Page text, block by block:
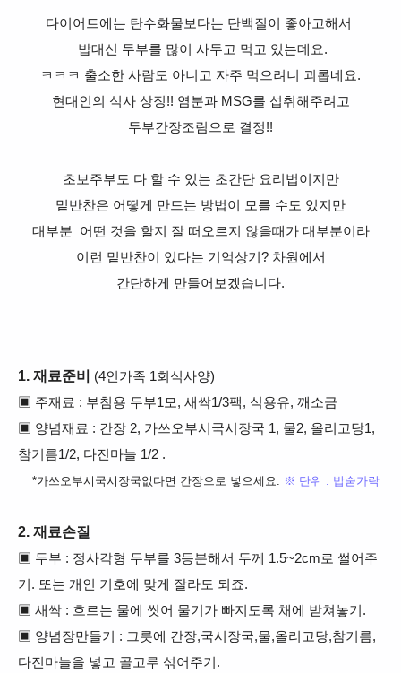
다이어트에는 탄수화물보다는 단백질이 좋아고해서
밥대신 두부를 많이 사두고 먹고 있는데요.
ㅋㅋㅋ 출소한 사람도 아니고 자주 먹으려니 괴롭네요.
현대인의 식사 상징!! 염분과 MSG를 섭취해주려고
두부간장조림으로 결정!!
초보주부도 다 할 수 있는 초간단 요리법이지만
밑반찬은 어떻게 만드는 방법이 모를 수도 있지만
대부분 어떤 것을 할지 잘 떠오르지 않을때가 대부분이라
이런 밑반찬이 있다는 기억상기? 차원에서
간단하게 만들어보겠습니다.
1. 재료준비
(4인가족 1회식사양)
▣ 주재료 : 부침용 두부1모, 새싹1/3팩, 식용유, 깨소금
▣ 양념재료 : 간장 2, 가쓰오부시국시장국 1, 물2, 올리고당1,
참기름1/2, 다진마늘 1/2 .
*가쓰오부시국시장국없다면 간장으로 넣으세요. ※ 단위 : 밥숟가락
2. 재료손질
▣ 두부 : 정사각형 두부를 3등분해서 두께 1.5~2cm로 썰어주
기. 또는 개인 기호에 맞게 잘라도 되죠.
▣ 새싹 : 흐르는 물에 씻어 물기가 빠지도록 채에 받쳐놓기.
▣ 양념장만들기 : 그릇에 간장,국시장국,물,올리고당,참기름,
다진마늘을 넣고 골고루 섞어주기.